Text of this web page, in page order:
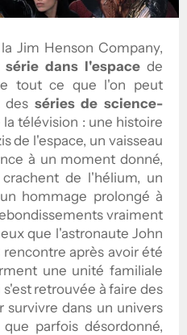
Jim Henson Company,
série dans l'espace de
tout ce que l'on peut
des séries de science-
télévision : une histoire
de l'espace, un vaisseau
à un moment donné,
de l'hélium, un
hommage prolongé à
vraiment
que l'astronaute John
après avoir été
une unité familiale
retrouvée à faire des
survivre dans un univers
parfois désordonné,